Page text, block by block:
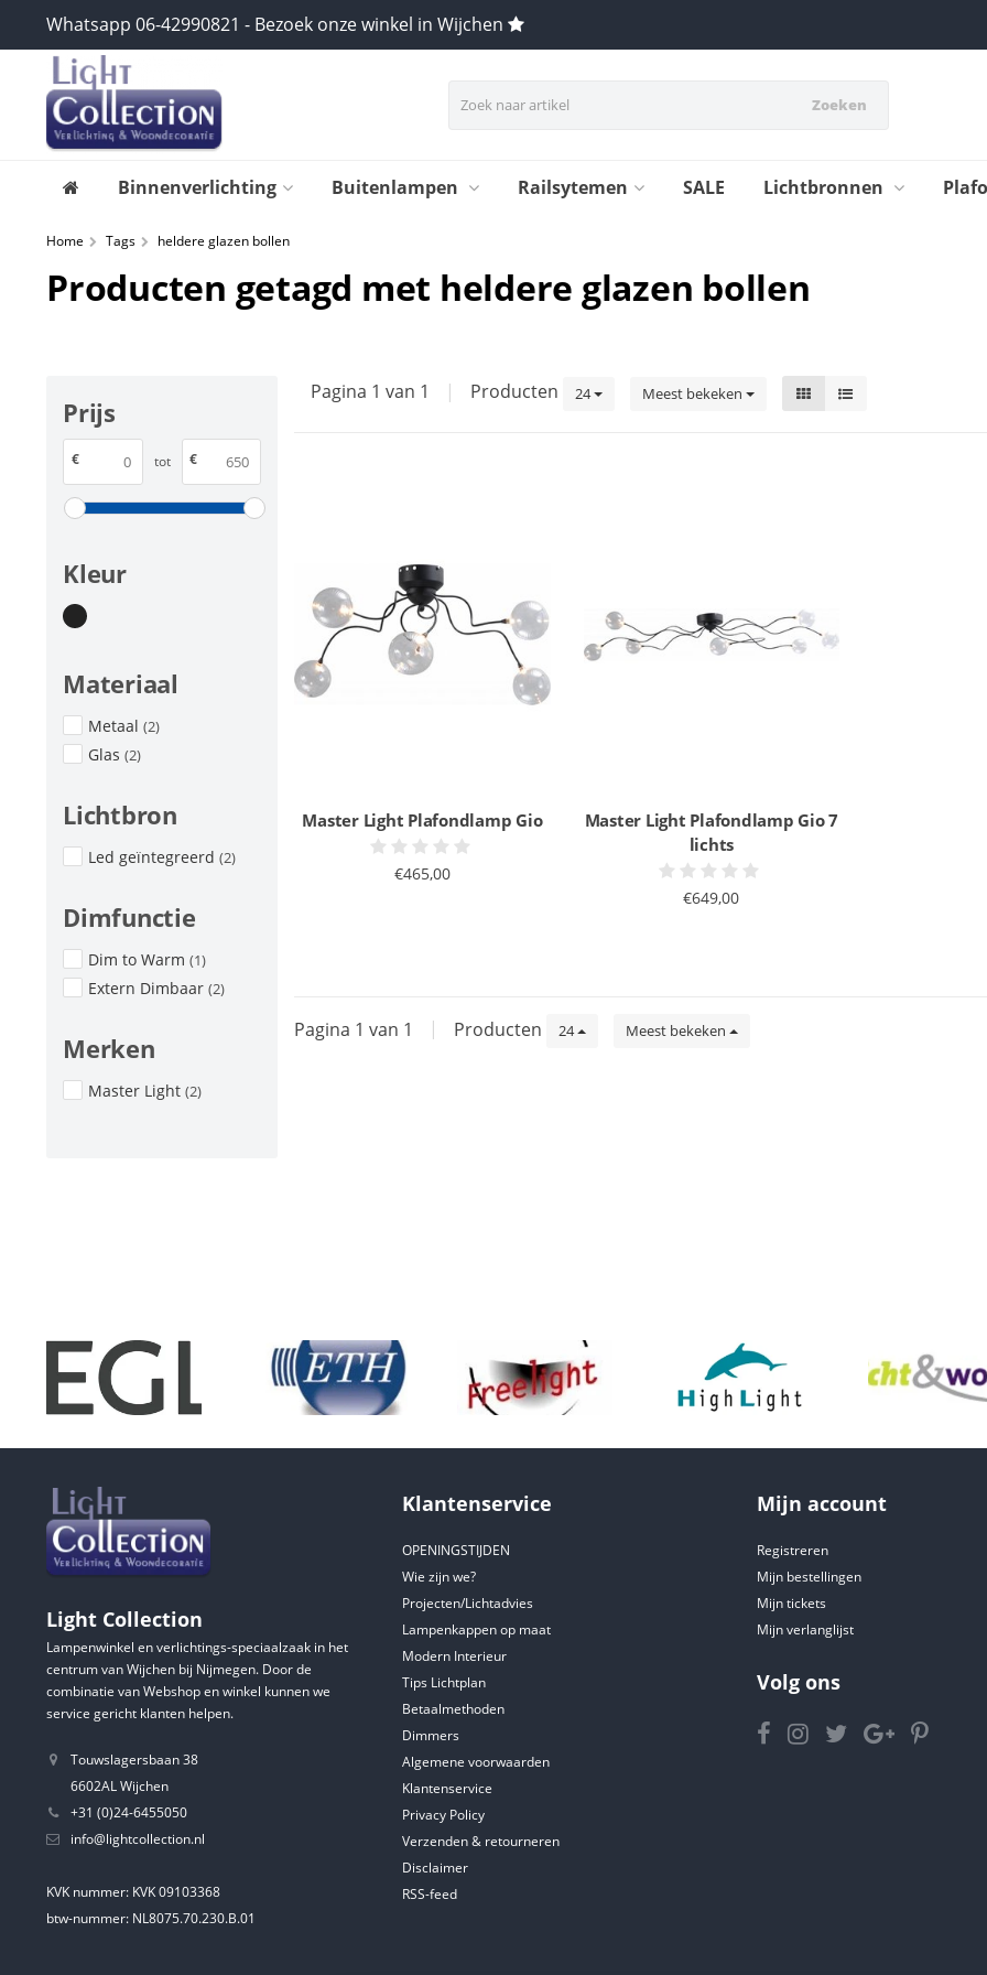
Whatsapp 06-42990821 - Bezoek onze winkel in Wijchen
Zoeken
Binnenverlichting Buitenlampen Railsytemen SALE Lichtbronnen
Home Tags heldere glazen bollen
Producten getagd met heldere glazen bollen
Prijs
€ tot €
Kleur
Materiaal
Metaal (2)
Glas (2)
Lichtbron
Led geïntegreerd (2)
Dimfunctie
Dim to Warm (1)
Extern Dimbaar (2)
Merken
Master Light (2)
Pagina 1 van 1 | Producten 24 Meest bekeken
Master Light Plafondlamp Gio
€465,00
Master Light Plafondlamp Gio 7
lichts
€649,00
Pagina 1 van 1 | Producten 24 Meest bekeken
Light Collection
Lampenwinkel en verlichtings-speciaalzaak in het
centrum van Wijchen bij Nijmegen. Door de
combinatie van Webshop en winkel kunnen we
service gericht klanten helpen.
Touwslagersbaan 38
6602AL Wijchen
+31 (0)24-6455050
info@lightcollection.nl
KVK nummer: KVK 09103368
btw-nummer: NL8075.70.230.B.01
Klantenservice
OPENINGSTIJDEN
Wie zijn we?
Projecten/Lichtadvies
Lampenkappen op maat
Modern Interieur
Tips Lichtplan
Betaalmethoden
Dimmers
Algemene voorwaarden
Klantenservice
Privacy Policy
Verzenden & retourneren
Disclaimer
RSS-feed
Mijn account
Registreren
Mijn bestellingen
Mijn tickets
Mijn verlanglijst
Volg ons